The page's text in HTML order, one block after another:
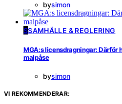
bysimon
SSAMHÄLLE & REGLERING
MGA:s licensdragningar: Därför
malpåse
bysimon
VI REKOMMENDERAR: